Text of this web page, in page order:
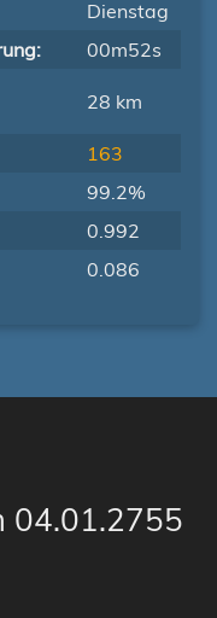
Dienstag
00m52s
28 km
163
99.2%
0.992
0.086
04.01.2755